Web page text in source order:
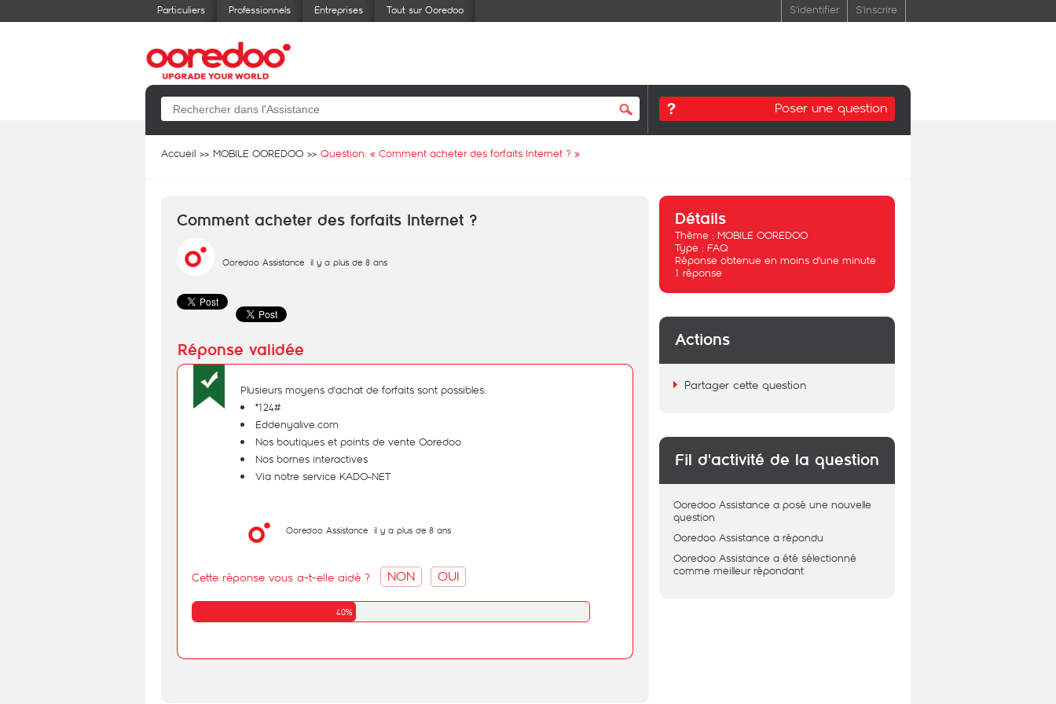
Particuliers Professionnels Entreprises Tout sur Ooredoo S'identifier S'inscrire
Poser une question
Accueil MOBILE OOREDOO Question: « Comment acheter des forfaits Internet ? »
Comment acheter des forfaits Internet ?
Ooredoo Assistance il y a plus de 8 ans
Plusieurs moyens d'achat de forfaits sont possibles:
*124#
Eddenyalive.com
Nos boutiques et points de vente Ooredoo
Nos bornes interactives
Via notre service KADO-NET
Ooredoo Assistance il y a plus de 8 ans
Cette réponse vous a-t-elle aidé ? NON OUI
40%
Détails
Thème : MOBILE OOREDOO
Type : FAQ
Réponse obtenue en moins d'une minute
1 réponse
Actions
Partager cette question
Fil d'activité de la question
Ooredoo Assistance a posé une nouvelle
question
Ooredoo Assistance a répondu
Ooredoo Assistance a été sélectionné
comme meilleur répondant